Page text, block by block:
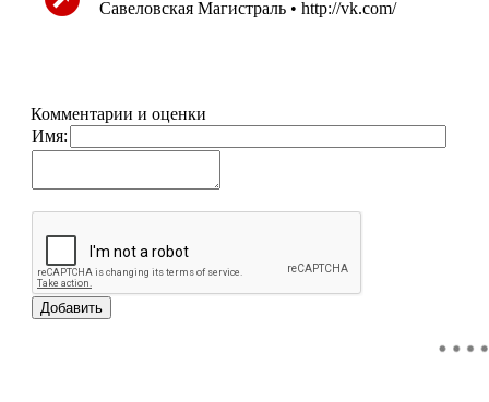
Савеловская Магистраль • http://vk.com/
Комментарии и оценки
Имя: